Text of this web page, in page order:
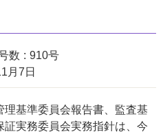
数
910号
月7日
基準委員会報告書、監査基
実務委員会実務指針は、今